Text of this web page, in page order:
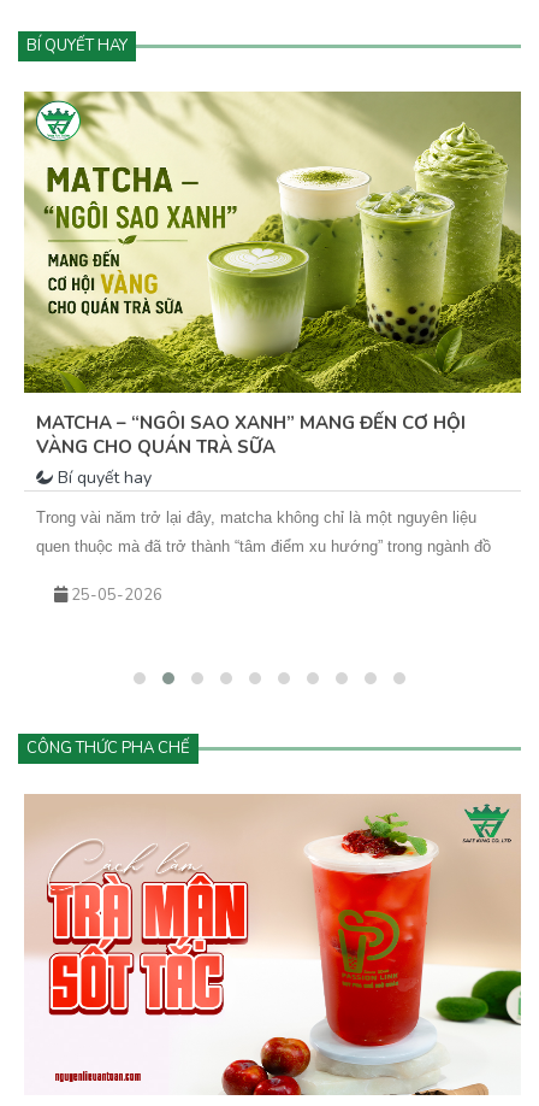
BÍ QUYẾT HAY
MATCHA – “NGÔI SAO XANH” MANG ĐẾN CƠ HỘI
VÀNG CHO QUÁN TRÀ SỮA
Bí quyết hay
Trong vài năm trở lại đây, matcha không chỉ là một nguyên liệu
quen thuộc mà đã trở thành “tâm điểm xu hướng” trong ngành đồ
như matcha kem cheese, matcha dừa, matcha đá xay… tất cả đều
để kinh doanh đồ uống matcha hiệu quả, lâu dài?
25-05-2026
CÔNG THỨC PHA CHẾ